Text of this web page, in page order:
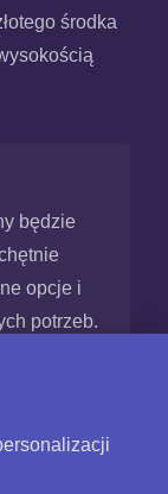
środka
będzie
opcje i
potrzeb.